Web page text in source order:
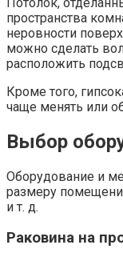
пространства
неровности
можно сделать
расположить
Кроме того,
чаще менять или
Выбор
Оборудование и
размеру
и т. д.
Раковина на